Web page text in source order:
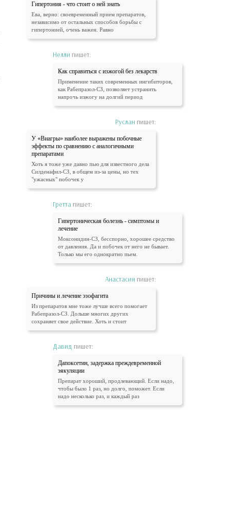
Гипертония - что стоит о ней знать
Ева, верно: своевременный прием препаратов,
независимо от остальных способов борьбы с
гипертонией, очень важен. Равно
Нелли пишет:
Как справиться с изжогой без лекарств
Применение таких современных ингибиторов,
как Рабепразол-СЗ, позволяет устранить
напрочь изжогу на долгий период
Руслан пишет:
У «Виагры» наиболее выражены побочные
эффекты по сравнению с аналогичными
препаратами
Хоть я тоже уже давно пью для известного дела
Силденафил-СЗ, в общем из-за цены, но тех
"ужасных" побочек у
Гретта пишет:
Гипертоническая болезнь - симптомы и
лечение
Моксонидин-СЗ, бесспорно, хорошее средство
от давления. Да и побочек от него не бывает.
Только мы его однократно пьем.
Анастасия пишет:
Причины и лечение эзофагита
Из препаратов мне тоже лучше всего помогает
Рабепразол-СЗ. Дольше многих других
сохраняет свое действие. Хоть и стоит
Давид пишет:
Дапоксетин, задержка преждевременной
эякуляции
Препарат хороший, продлевающий. Если надо,
чтобы было 1 раз, но долго, поможет. Если
надо несколько раз, и каждый раз